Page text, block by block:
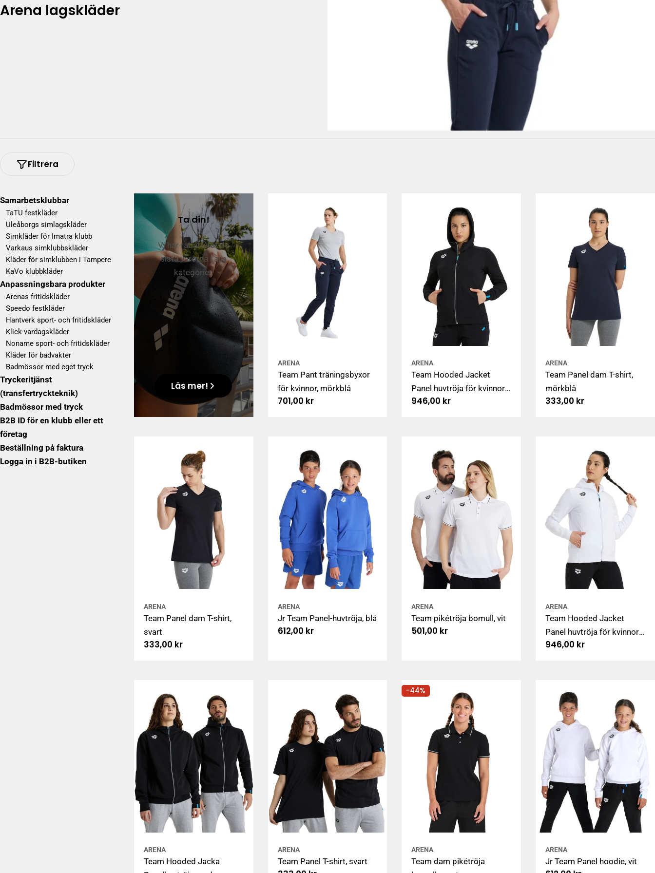
S
Arena lagskläder
Filtrera
Samarbetsklubbar
TaTU festkläder
Uleåborgs simlagskläder
Simkläder för Imatra klubb
Varkaus simklubbskläder
Kläder för simklubben i Tampere
KaVo klubbkläder
Anpassningsbara produkter
Arenas fritidskläder
Speedo festkläder
Hantverk sport- och fritidskläder
Klick vardagskläder
Noname sport- och fritidskläder
Kläder för badvakter
Badmössor med eget tryck
Tryckeritjänst
(transfertryckteknik)
Badmössor med tryck
B2B ID för en klubb eller ett
företag
Beställning på faktura
Logga in i B2B-butiken
Ta din!
Vi har rabatterat de
sista varorna i alla
kategorier.
Läs mer!
ARENA
Team Pant träningsbyxor
för kvinnor, mörkblå
Ordinarie
701,00 kr
ARENA
Team Hooded Jacket
Panel huvtröja för kvinnor
med dragkedja, svart
Ordinarie
946,00 kr
ARENA
Team Panel dam T-shirt,
mörkblå
Ordinarie
333,00 kr
ARENA
Team Panel dam T-shirt,
svart
Ordinarie
333,00 kr
ARENA
Jr Team Panel-huvtröja, blå
Ordinarie
612,00 kr
ARENA
Team pikétröja bomull, vit
Ordinarie
501,00 kr
ARENA
Team Hooded Jacket
Panel huvtröja för kvinnor
med dragkedja, vit
Ordinarie
946,00 kr
ARENA
Team Hooded Jacka
ARENA
Team Panel T-shirt, svart
-44%
ARENA
Team dam pikétröja
ARENA
Jr Team Panel hoodie, vit